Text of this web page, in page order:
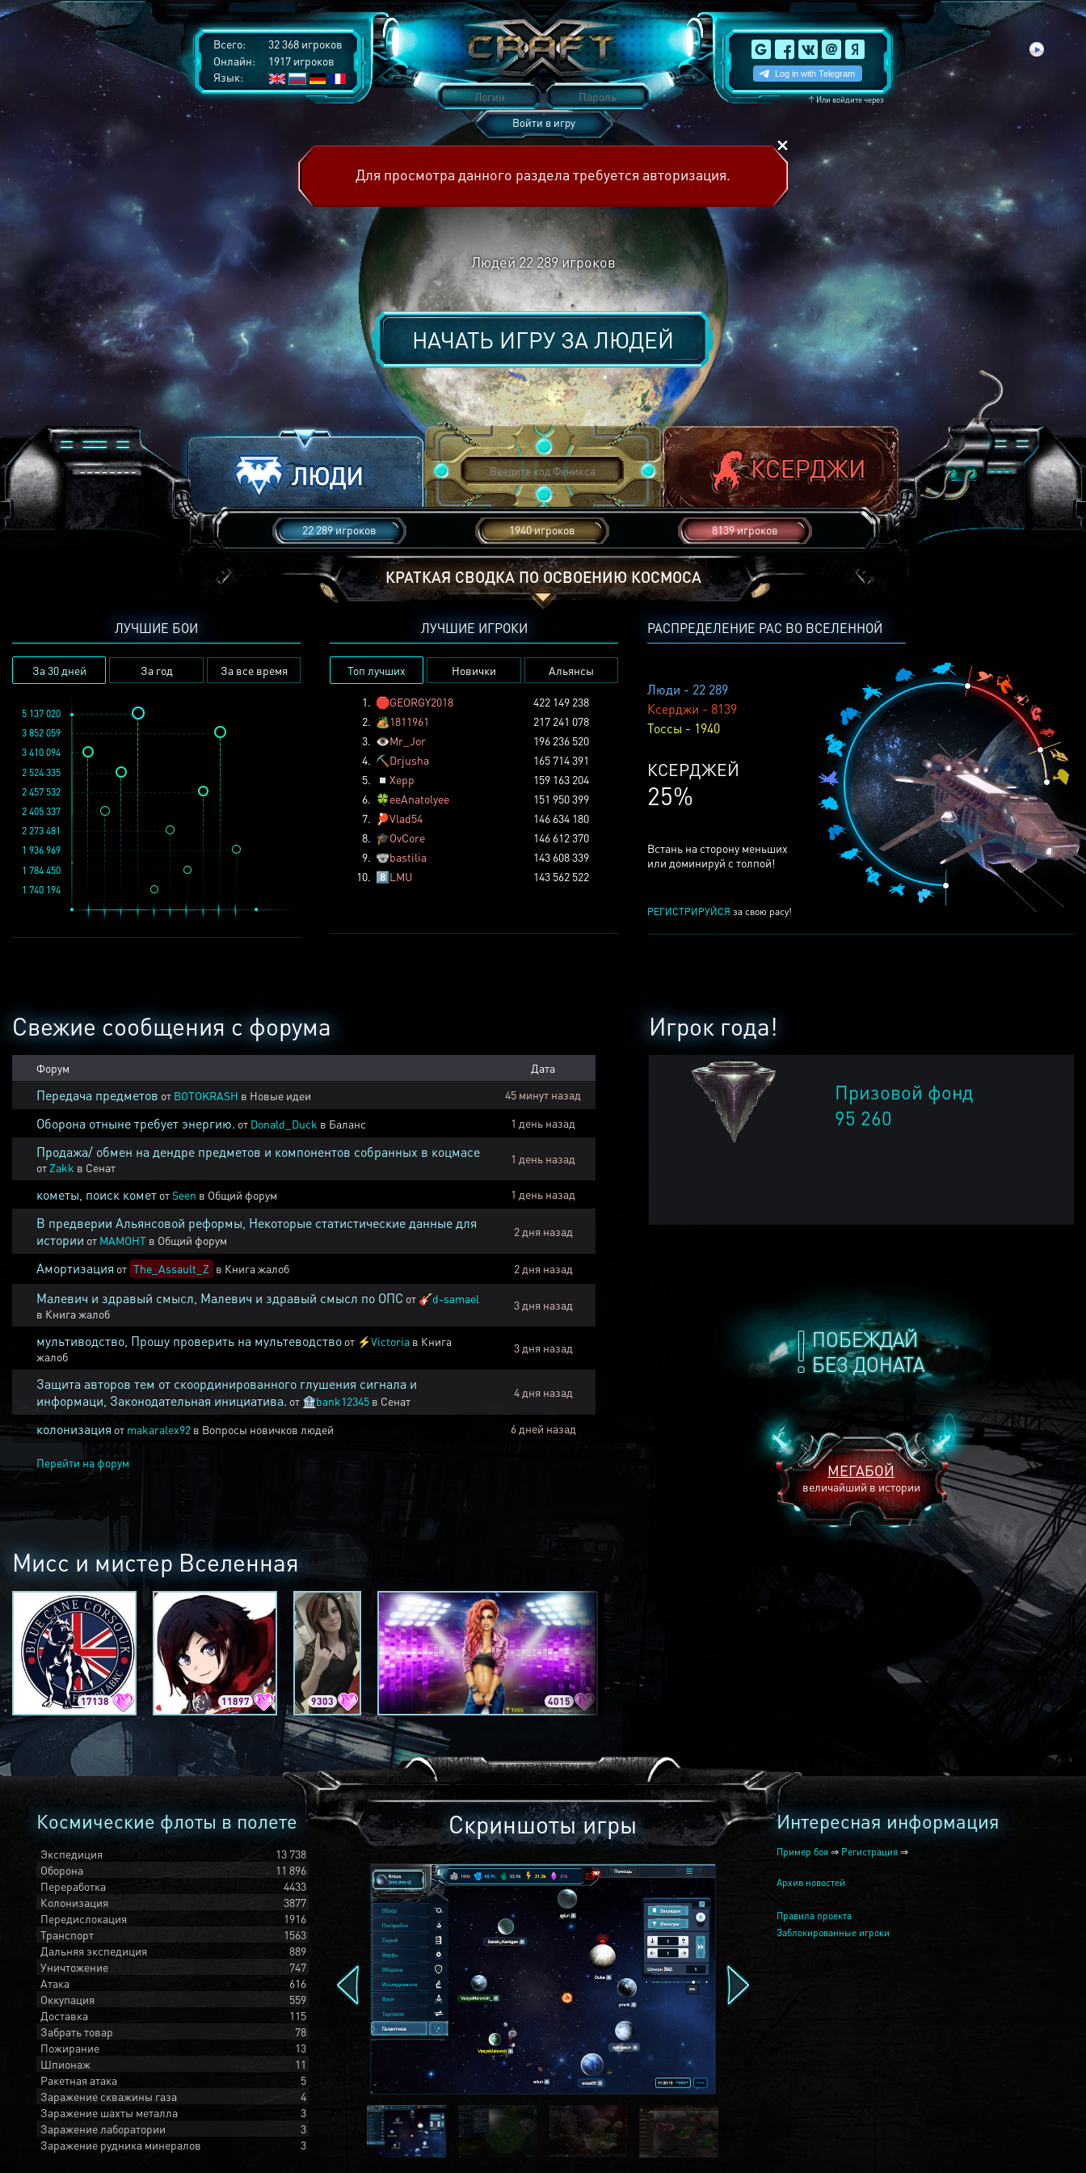
Всего:
32 368 игроков
Онлайн:
1917 игроков
Язык:
↑Или войдите через
Войти в игру
Для просмотра данного раздела требуется авторизация.
Людей 22 289игроков
НАЧАТЬ ИГРУ ЗАЛЮДЕЙ
22 289 игроков 1940 игроков 8139 игроков
КРАТКАЯ СВОДКА ПО ОСВОЕНИЮ КОСМОСА
РАСПРЕДЕЛЕНИЕ РАС ВО ВСЕЛЕННОЙ
Люди - 22 289
Ксерджи - 8139
Тоссы - 1940
КСЕРДЖЕЙ
25%
Встань на сторону меньших
или доминируй с толпой!
РЕГИСТРИРУЙСЯ за свою расу!
ЛУЧШИЕ БОИ
За 30 дней За год За все время
1 936 969
3 852 059
2 457 532
1 784 450
2 273 481
1 740 194
5 137 020
2 524 335
2 405 337
3 410 094
ЛУЧШИЕ ИГРОКИ
Топ лучших Новички Альянсы
1. 🛑GEORGY2018
422 149 238
2. 🏕️1811961
217 241 078
3. 👁️Mr_Jor
196 236 520
4. ⛏️ Drjusha
165 714 391
5.
◽ Xepp
159 163 204
6. 🍀eeAnatolyee
151 950 399
7.
🏓Vlad54
146 634 180
8. 🎓OvCore
146 612 370
9. 🐨bastilia
143 608 339
10. 8️⃣LMU 143 562 522
ПОБЕЖДАЙ
БЕЗ ДОНАТА
МЕГАБОЙ
величайший в истории
Игрок года!
Призовой фонд
95 260
Свежие сообщения с форума
Форум Дата
Передача предметов от BOTOKRASH в Новые идеи 45 минут назад
Оборона отныне требует энергию. от Donald_Duck в Баланс 1 день назад
Продажа/ обмен на дендре предметов и компонентов собранных в коцмасе
от Zakk в Сенат
1 день назад
кометы, поиск комет отSeen в Общий форум 1 день назад
В предверии Альянсовой реформы, Некоторые статистические данные для
истории от MAMOHT в Общий форум
2 дня назад
Амортизация от The_Assault_Z в Книга жалоб 2 дня назад
Малевич и здравый смысл, Малевич и здравый смысл по ОПС от 🎸d-samael
в Книга жалоб
3 дня назад
мультиводство, Прошу проверить на мультеводство от ⚡Victoria в Книга
жалоб
3 дня назад
Защита авторов тем от скоординированного глушения сигнала и
информаци, Законодательная инициатива. от 🏦bank12345 в Сенат
4 дня назад
колонизация от makaralex92 в Вопросы новичков людей 6 дней назад
Перейти на форум
Мисс и мистер Вселенная
17138 11897 9303 4015 2240
Космические флоты в полете
Экспедиция
13 738
Оборона
11 896
Переработка
4433
Колонизация
3877
Передислокация
1916
Транспорт
1563
Дальняя экспедиция
889
Уничтожение
747
Атака
616
Оккупация
559
Доставка
115
Забрать товар
78
Пожирание
13
Шпионаж
11
Ракетная атака
5
Заражение скважины газа
4
Заражение шахты металла
3
Заражение лаборатории
3
Заражение рудника минералов
3
Скриншоты игры Интересная информация
Пример боя ⇒ Регистрация ⇒
Архив новостей
Правила проекта
Заблокированные игроки